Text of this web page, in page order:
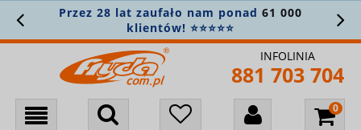
Przez 28 lat zaufało nam ponad 61 000
klientów! ⭐⭐⭐⭐⭐
INFOLINIA
881 703 704